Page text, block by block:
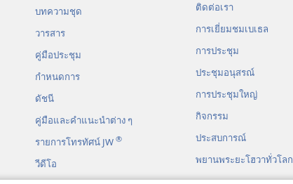
บทความ​ชุด
วารสาร
คู่มือ​ประชุม
กำหนด​การ
ดัชนี
คู่มือ​และ​คำ​แนะ​นำ​ต่าง​ ๆ
รายการโทรทัศน์ JW ®
วีดีโอ
ติด​ต่อ​เรา
การ​เยี่ยม​ชม​เบเธล
การประชุม
ประชุมอนุสรณ์
การประชุมใหญ่
กิจกรรม
ประสบการณ์
พยานพระยะโฮวาทั่วโลก